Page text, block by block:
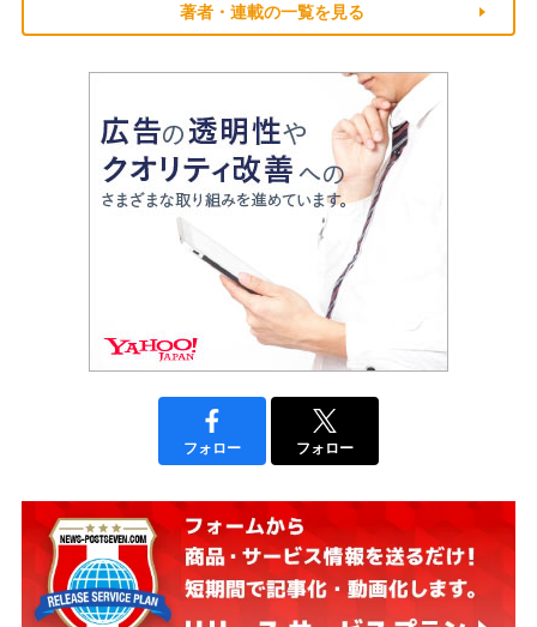
著者・連載の一覧を見る
フォロー フォロー